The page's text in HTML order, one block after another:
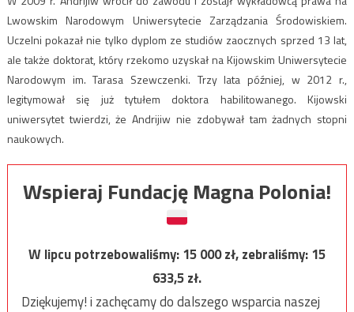
Lwowskim Narodowym Uniwersytecie Zarządzania Środowiskiem.
Uczelni pokazał nie tylko dyplom ze studiów zaocznych sprzed 13 lat,
ale także doktorat, który rzekomo uzyskał na Kijowskim Uniwersytecie
Narodowym im. Tarasa Szewczenki. Trzy lata później, w 2012 r.,
legitymował się już tytułem doktora habilitowanego. Kijowski
uniwersytet twierdzi, że Andrijiw nie zdobywał tam żadnych stopni
naukowych.
Wspieraj Fundację Magna Polonia!
W lipcu potrzebowaliśmy:15 000zł, zebraliśmy:15
633,5zł.
Dziękujemy! i zachęcamy do dalszego wsparcia naszej